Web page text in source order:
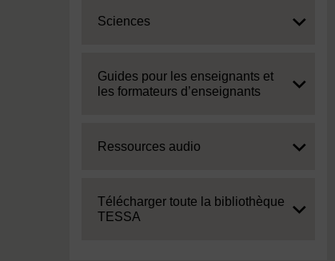
Expand
Sciences
Expand
Guides pour les enseignants et
les formateurs d’enseignants
Expand
Ressources audio
Expand
Télécharger toute la bibliothèque
TESSA